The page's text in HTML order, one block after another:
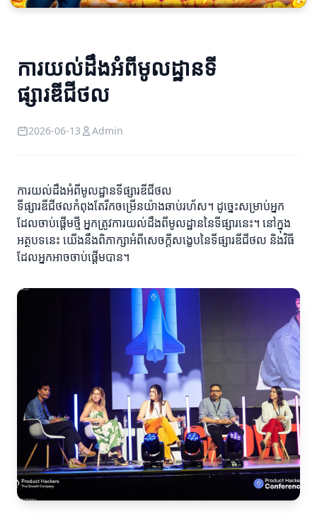
ការយល់ដឹងអំពីមូលដ្ឋានទី
ផ្សារឌីជីថល
2026-06-13 Admin
ការយល់ដឹងអំពីមូលដ្ឋានទីផ្សារឌីជីថល
ទីផ្សារឌីជីថលកំពុងតែរីកចម្រើនយ៉ាងឆាប់រហ័ស។ ដូច្នេះសម្រាប់អ្នក
ដែលចាប់ផ្តើមថ្មី អ្នកត្រូវការយល់ដឹងពីមូលដ្ឋាននៃទីផ្សារនេះ។ នៅក្នុង
អត្ថបទនេះ យើងនឹងពិភាក្សាអំពីសេចក្តីសង្ខេបនៃទីផ្សារឌីជីថល និងវិធី
ដែលអ្នកអាចចាប់ផ្តើមបាន។